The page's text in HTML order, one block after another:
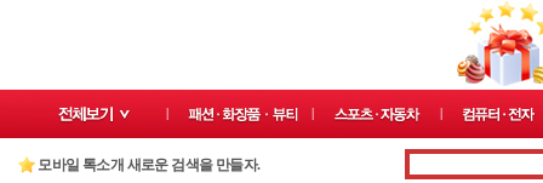
모바일 톡소개 새로운 검색을 만들자.